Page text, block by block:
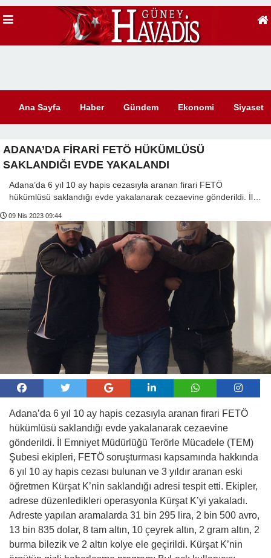
Ana Sayfa Haber Gündem Ekonomi Siyaset
ADANA’DA FİRARİ FETÖ HÜKÜMLÜSÜ
SAKLANDIĞI EVDE YAKALANDI
Adana’da 6 yıl 10 ay hapis cezasıyla aranan firari FETÖ
hükümlüsü saklandığı evde yakalanarak cezaevine gönderildi. İl…
09 Nis 2023 09:44
Adana’da 6 yıl 10 ay hapis cezasıyla aranan firari FETÖ
hükümlüsü saklandığı evde yakalanarak cezaevine
gönderildi. İl Emniyet Müdürlüğü Terörle Mücadele (TEM)
Şubesi ekipleri, FETÖ soruşturması kapsamında hakkında
6 yıl 10 ay hapis cezası bulunan ve 3 yıldır aranan eski
öğretmen Kürşat K’nin saklandığı adresi tespit etti. Ekipler,
adrese düzenledikleri operasyonla Kürşat K’yi yakaladı.
Adreste yapılan aramalarda 31 bin 295 lira, 2 bin 500 avro,
13 bin 835 dolar, 8 tam altın, 10 çeyrek altın, 2 gram altın, 2
burma bilezik ve 2 altın kolye ele geçirildi. Kürşat K’nin